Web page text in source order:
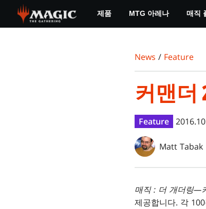
main
제품 MTG 아레나 매직
News / Feature
커맨더
Feature
Matt Tabak
매직 : 더 개더링—
제공합니다. 각